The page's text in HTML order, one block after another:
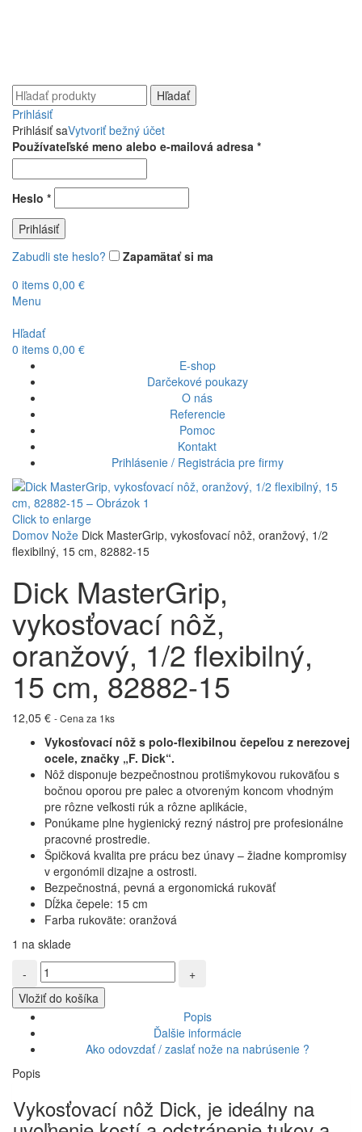
Hľadať
Prihlásiť
Prihlásiť saVytvoriť bežný účet
Používateľské meno alebo e-mailová adresa *Povinné
Heslo *Povinné
Prihlásiť
Zabudli ste heslo?
Zapamätať si ma
0 items 0,00 €
Menu
Hľadať
0 items 0,00 €
E-shop
Darčekové poukazy
O nás
Referencie
Pomoc
Kontakt
Prihlásenie / Registrácia pre firmy
Click to enlarge
Domov Nože Dick MasterGrip, vykosťovací nôž, oranžový, 1/2
flexibilný, 15 cm, 82882-15
Dick MasterGrip,
vykosťovací nôž,
oranžový, 1/2 flexibilný,
15 cm, 82882-15
12,05 € - Cena za 1ks
Vykosťovací nôž s polo-flexibilnou čepeľou z nerezovej
ocele, značky „F. Dick“.
Nôž disponuje bezpečnostnou protišmykovou rukoväťou s
bočnou oporou pre palec a otvoreným koncom vhodným
pre rôzne veľkosti rúk a rôzne aplikácie,
Ponúkame plne hygienický rezný nástroj pre profesionálne
pracovné prostredie.
Špičková kvalita pre prácu bez únavy – žiadne kompromisy
v ergonómii dizajne a ostrosti.
Bezpečnostná, pevná a ergonomická rukoväť
Dĺžka čepele: 15 cm
Farba rukoväte: oranžová
1 na sklade
množstvo
Dick
MasterGrip,
oranžový,
flexibilný,
cm,
82882-
Vložiť do košíka
Popis
Ďalšie informácie
Ako odovzdať / zaslať nože na nabrúsenie ?
Popis
Vykosťovací nôž Dick, je ideálny na